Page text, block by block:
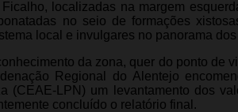
localizadas na margem
no seio de formações
local e invulgares no panorama
da zona, quer do ponto de
Regional do Alentejo
(CEAE-LPN) um levantamento dos
concluído o relatório final.